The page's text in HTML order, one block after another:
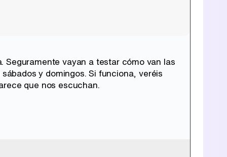
vayan a testar cómo van las
y domingos. Si funciona, veréis
que nos escuchan.